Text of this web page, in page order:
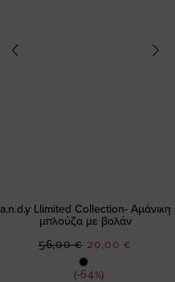
a.n.d.y Llimited Collection- Αμάνικη
μπλούζα με βολάν
(-64%)
Ειδική
Τιμή
20,00 €
56,00 €